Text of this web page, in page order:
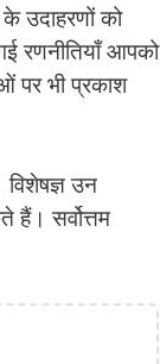
उदाहरणों को
रणनीतियाँ आपको
पर भी प्रकाश
उन
हैं। सर्वोत्तम